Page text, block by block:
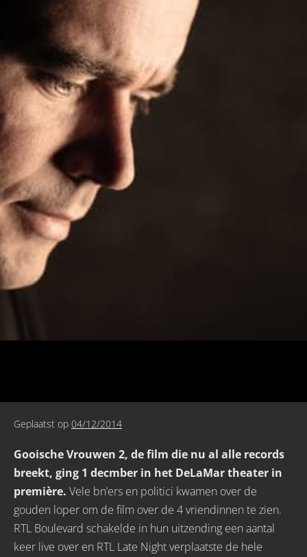
Geplaatst op 04/12/2014
Gooische Vrouwen 2, de film die nu al alle records
breekt, ging 1 decmber in het DeLaMar theater in
première. Vele bn’ers en politici kwamen over de
gouden loper om de film over de 4 vriendinnen te zien.
RTL Boulevard schakelde in hun uitzending een aantal
keer live over en RTL Late Night verplaatste de hele